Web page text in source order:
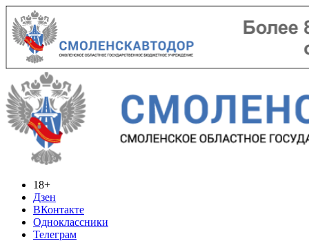
18+
Дзен
ВКонтакте
Одноклассники
Телеграм